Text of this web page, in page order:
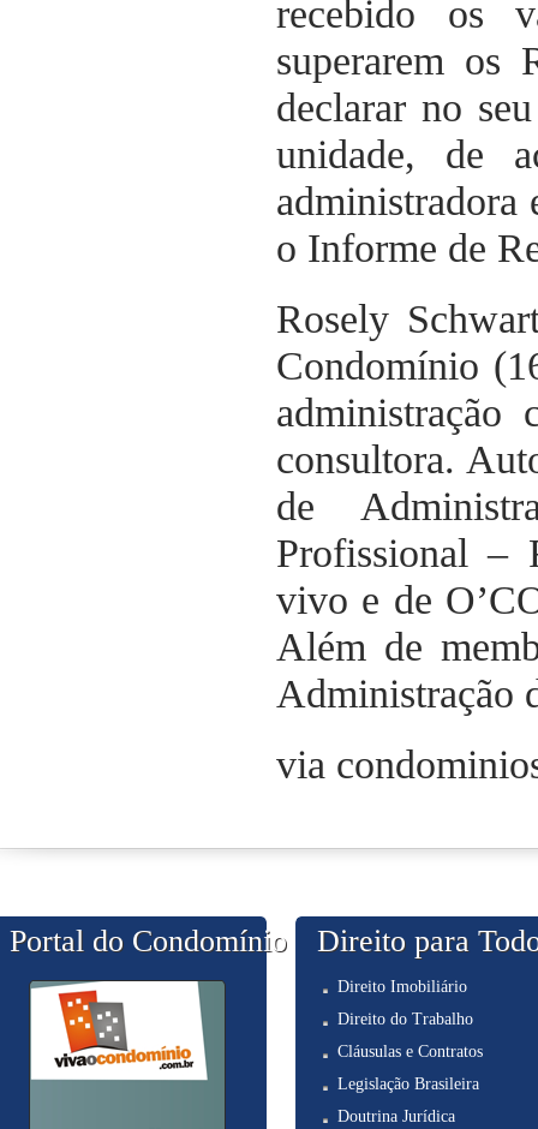
recebido os
superarem os
declarar no
unidade, de
administradora
o Informe de
Rosely
Condomínio
administração
consultora.
de
Profissional –
vivo e de
Além de
Administração
via
Portal do Condomínio Direito para
Direito Imobiliário
Direito do Trabalho
Cláusulas e Contratos
Legislação Brasileira
Doutrina Jurídica